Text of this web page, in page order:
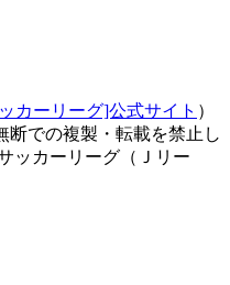
カーリーグ]公式サイト ）
断での複製・転載を禁止し
ッカーリーグ（Ｊリー